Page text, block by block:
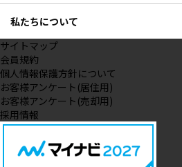
私たちについて
サイトマップ
会員規約
個人情報保護方針について
お客様アンケート(居住用)
お客様アンケート(売却用)
採用情報